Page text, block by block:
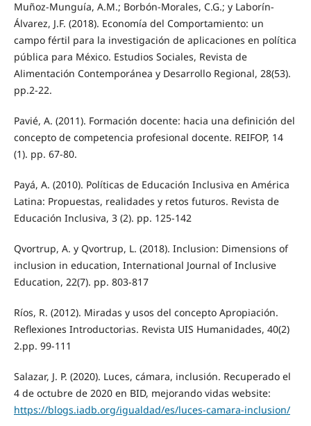
Muñoz-Munguía, A.M.; Borbón-Morales, C.G.; y Laborín-
Álvarez, J.F. (2018). Economía del Comportamiento: un
campo fértil para la investigación de aplicaciones en política
pública para México. Estudios Sociales, Revista de
Alimentación Contemporánea y Desarrollo Regional, 28(53).
pp.2-22.
Pavié, A. (2011). Formación docente: hacia una definición del
concepto de competencia profesional docente. REIFOP, 14
(1). pp. 67-80.
Payá, A. (2010). Políticas de Educación Inclusiva en América
Latina: Propuestas, realidades y retos futuros. Revista de
Educación Inclusiva, 3 (2). pp. 125-142
Qvortrup, A. y Qvortrup, L. (2018). Inclusion: Dimensions of
inclusion in education, International Journal of Inclusive
Education, 22(7). pp. 803-817
Ríos, R. (2012). Miradas y usos del concepto Apropiación.
Reflexiones Introductorias. Revista UIS Humanidades, 40(2)
2.pp. 99-111
Salazar, J. P. (2020). Luces, cámara, inclusión. Recuperado el
4 de octubre de 2020 en BID, mejorando vidas website:
https://blogs.iadb.org/igualdad/es/luces-camara-inclusion/